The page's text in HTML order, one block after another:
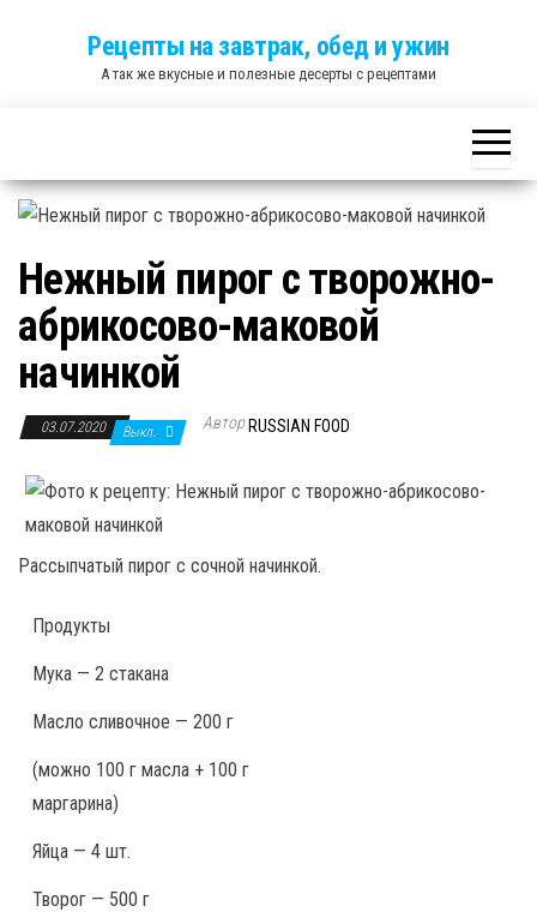
Рецепты на завтрак, обед и ужин
А так же вкусные и полезные десерты с рецептами
Нежный пирог с творожно-
абрикосово-маковой
начинкой
03.07.2020 Выкл. Автор RUSSIAN FOOD
Рассыпчатый пирог с сочной начинкой.
Продукты
Мука — 2 стакана
Масло сливочное — 200 г
(можно 100 г масла + 100 г
маргарина)
Яйца — 4 шт.
Творог — 500 г